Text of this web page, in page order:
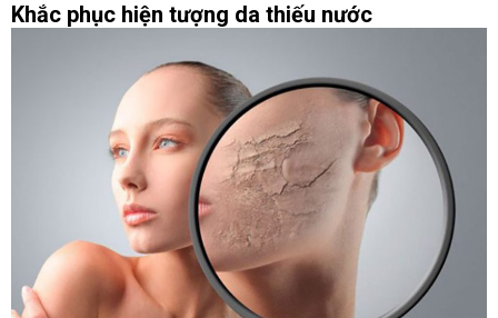
Khắc phục hiện tượng da thiếu nước